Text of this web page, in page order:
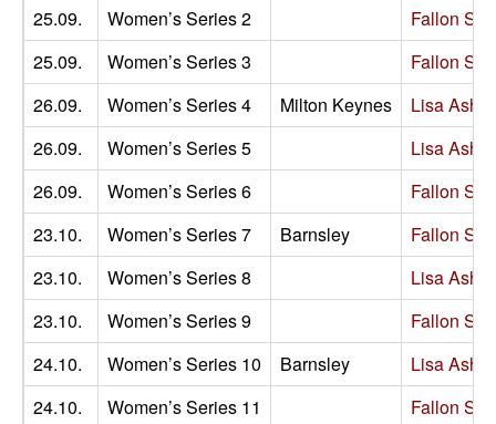
25.09.
Women’s Series 2
Fallon
25.09.
Women’s Series 3
Fallon
26.09.
Women’s Series 4 Milton Keynes
Lisa
26.09.
Women’s Series 5
Lisa
26.09.
Women’s Series 6
Fallon
23.10.
Women’s Series 7 Barnsley
Fallon
23.10.
Women’s Series 8
Lisa
23.10.
Women’s Series 9
Fallon
24.10.
Women’s Series 10 Barnsley
Lisa
24.10.
Women’s Series 11
Fallon